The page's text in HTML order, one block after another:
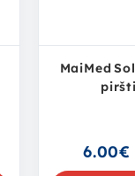
MaiMed
6.00€